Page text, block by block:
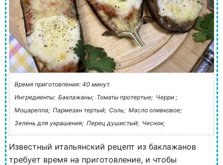
Время приготовления: 40 минут.
Ингредиенты: Баклажаны; Томаты протертые; Черри ;
Моцарелла; Пармезан тертый; Соль; Масло оливковое;
Зелень для украшения; Перец душистый; Чеснок;
Известный итальянский рецепт из баклажанов
требует время на приготовление, и чтобы